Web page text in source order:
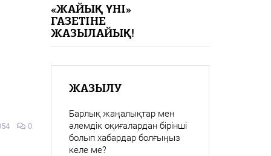
0
«ЖАЙЫҚ ҮНІ»
ГАЗЕТІНЕ
ЖАЗЫЛАЙЫҚ!
ЖАЗЫЛУ
Барлық жаңалықтар мен
әлемдік оқиғалардан бірінші
болып хабардар болғыңыз
келе ме?